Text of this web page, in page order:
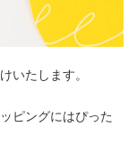
いたします。
ピングにはぴった